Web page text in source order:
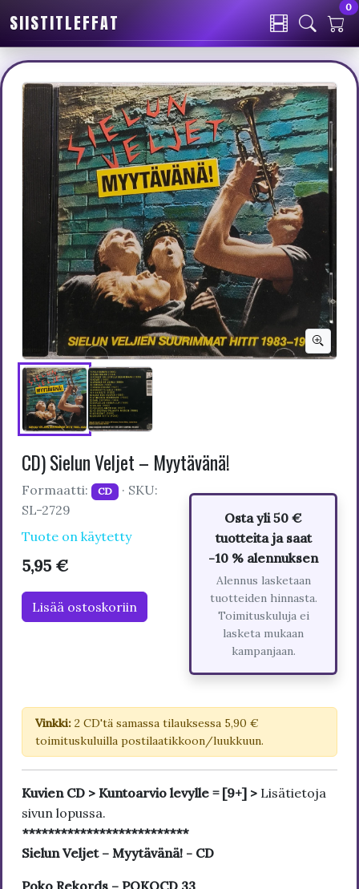
SIISTITLEFFAT
0
CD) Sielun Veljet – Myytävänä!
Formaatti: CD · SKU:
SL-2729
Tuote on käytetty
5,95 €
Lisää ostoskoriin
Osta yli 50 €
tuotteita ja saat
-10 % alennuksen
Alennus lasketaan
tuotteiden hinnasta.
Toimituskuluja ei
lasketa mukaan
kampanjaan.
Vinkki: 2 CD'tä samassa tilauksessa 5,90 €
toimituskuluilla postilaatikkoon/luukkuun.
Kuvien CD > Kuntoarvio levylle = [9+] > Lisätietoja
sivun lopussa.
**************************
Sielun Veljet – Myytävänä! - CD